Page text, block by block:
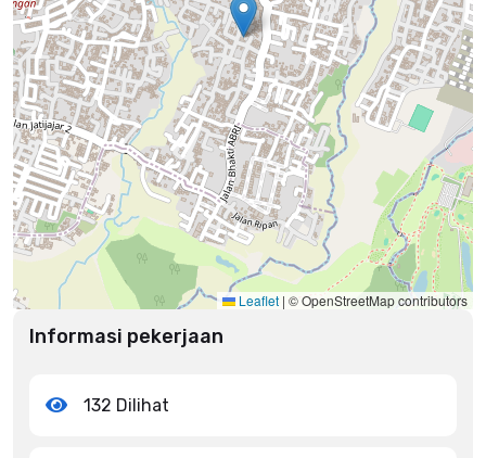
Leaflet | © OpenStreetMap contributors
Informasi pekerjaan
132 Dilihat